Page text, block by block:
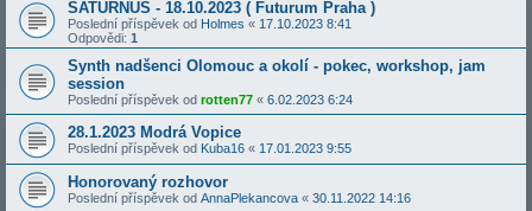
SATURNUS - 18.10.2023 ( Futurum Praha )
Poslední příspěvek od Holmes « 17.10.2023 8:41
Odpovědi: 1
Synth nadšenci Olomouc a okolí - pokec, workshop, jam
session
Poslední příspěvek od rotten77 « 6.02.2023 6:24
28.1.2023 Modrá Vopice
Poslední příspěvek od Kuba16 « 17.01.2023 9:55
Honorovaný rozhovor
Poslední příspěvek od AnnaPlekancova « 30.11.2022 14:16